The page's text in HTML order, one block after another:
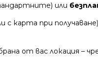
или
с карта при
от вас локация –